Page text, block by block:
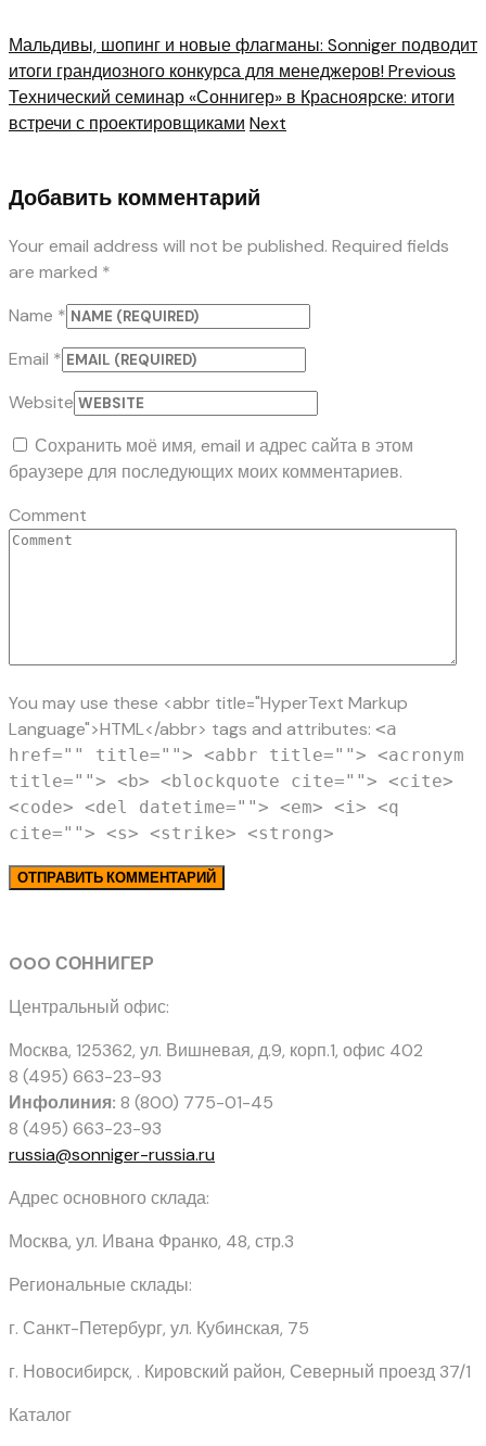
Мальдивы, шопинг и новые флагманы: Sonniger подводит
итоги грандиозного конкурса для менеджеров! Previous
Технический семинар «Соннигер» в Красноярске: итоги
встречи с проектировщиками Next
Добавить комментарий
Your email address will not be published. Required fields
are marked *
Name *
Email *
Website
Сохранить моё имя, email и адрес сайта в этом
браузере для последующих моих комментариев.
Comment
You may use these <abbr title="HyperText Markup
Language">HTML</abbr> tags and attributes: <a
href="" title=""> <abbr title=""> <acronym
title=""> <b> <blockquote cite=""> <cite>
<code> <del datetime=""> <em> <i> <q
cite=""> <s> <strike> <strong>
OOO СОННИГЕР
Центральный офис:
Москва, 125362, ул. Вишневая, д.9, корп.1, офис 402
8 (495) 663-23-93
Инфолиния: 8 (800) 775-01-45
8 (495) 663-23-93
russia@sonniger-russia.ru
Адрес основного склада:
Москва, ул. Ивана Франко, 48, стр.3
Региональные склады:
г. Санкт-Петербург, ул. Кубинская, 75
г. Новосибирск, . Кировский район, Северный проезд 37/1
Каталог